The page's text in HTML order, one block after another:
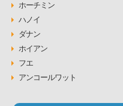
ホーチミン
ハノイ
ダナン
ホイアン
フエ
アンコールワット